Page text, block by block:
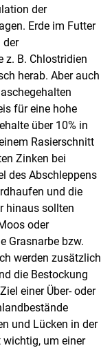
der
Erde im Futter
der
z. B. Chlostridien
herab. Aber auch
für eine hohe
über 10% in
Rasierschnitt
Zinken bei
des Abschleppens
und die
hinaus sollten
oder
Grasnarbe bzw.
werden zusätzlich
die Bestockung
einer Über- oder
und Lücken in der
wichtig, um einer